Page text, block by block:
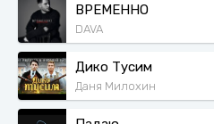
ВРЕМЕННО
DAVA
Дико Тусим
Даня Милохин